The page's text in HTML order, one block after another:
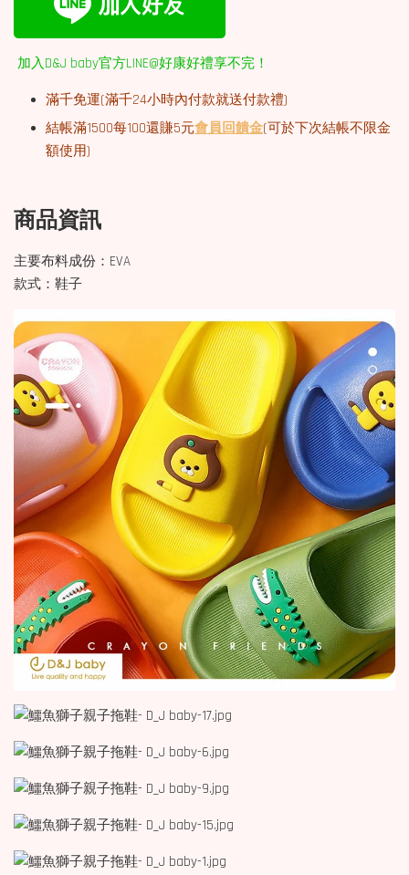
加入D&J baby官方LINE@好康好禮享不完！
滿千免運(滿千24小時內付款就送付款禮)
結帳滿1500每100還賺5元會員回饋金(可於下次結帳不限金
額使用)
商品資訊
主要布料成份：EVA
款式：鞋子